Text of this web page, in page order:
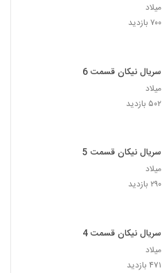
میلاد
۷۰۰ بازدید
سریال نیکان قسمت 6
میلاد
۵۰۲ بازدید
سریال نیکان قسمت 5
میلاد
۲۹۰ بازدید
سریال نیکان قسمت 4
میلاد
۴۷۱ بازدید